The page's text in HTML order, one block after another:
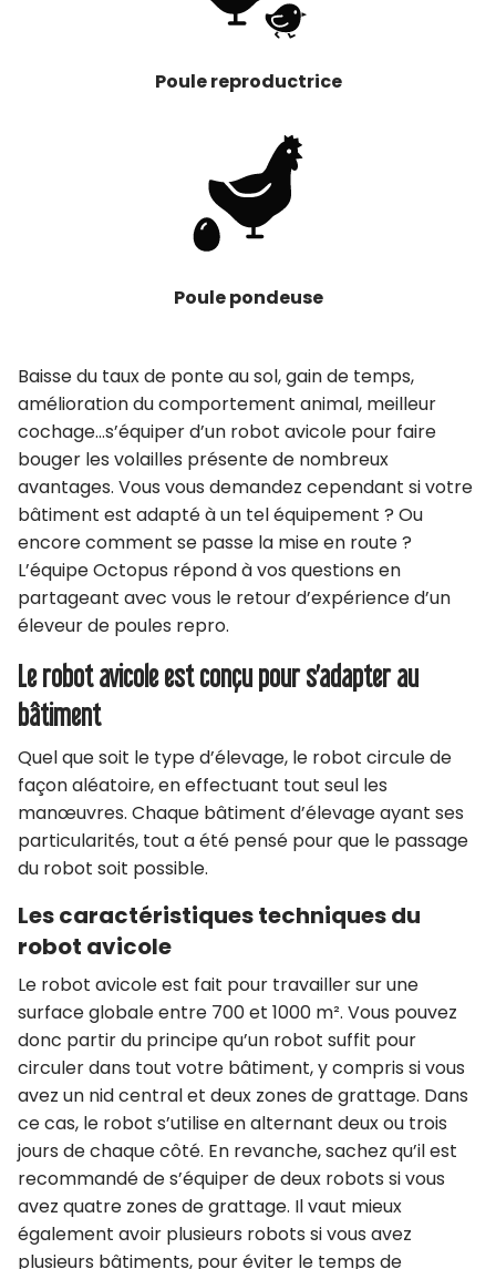
Poule reproductrice
Poule pondeuse
Baisse du taux de ponte au sol, gain de temps,
amélioration du comportement animal, meilleur
cochage…s’équiper d’un robot avicole pour faire
bouger les volailles présente de nombreux
avantages. Vous vous demandez cependant si votre
bâtiment est adapté à un tel équipement ? Ou
encore comment se passe la mise en route ?
L’équipe Octopus répond à vos questions en
partageant avec vous le retour d’expérience d’un
éleveur de poules repro.
Le robot avicole est conçu pour s’adapter au
bâtiment
Quel que soit le type d’élevage, le robot circule de
façon aléatoire, en effectuant tout seul les
manœuvres. Chaque bâtiment d’élevage ayant ses
particularités, tout a été pensé pour que le passage
du robot soit possible.
Les caractéristiques techniques du
robot avicole
Le robot avicole est fait pour travailler sur une
surface globale entre 700 et 1000 m². Vous pouvez
donc partir du principe qu’un robot suffit pour
circuler dans tout votre bâtiment, y compris si vous
avez un nid central et deux zones de grattage. Dans
ce cas, le robot s’utilise en alternant deux ou trois
jours de chaque côté. En revanche, sachez qu’il est
recommandé de s’équiper de deux robots si vous
avez quatre zones de grattage. Il vaut mieux
également avoir plusieurs robots si vous avez
plusieurs bâtiments, pour éviter le temps de